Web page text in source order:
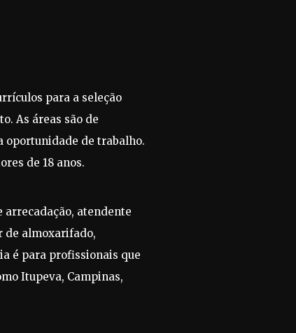
para a seleção
As áreas são de
oportunidade de trabalho.
de 18 anos.
arrecadação, atendente
de almoxarifado,
é para profissionais que
Itupeva, Campinas,